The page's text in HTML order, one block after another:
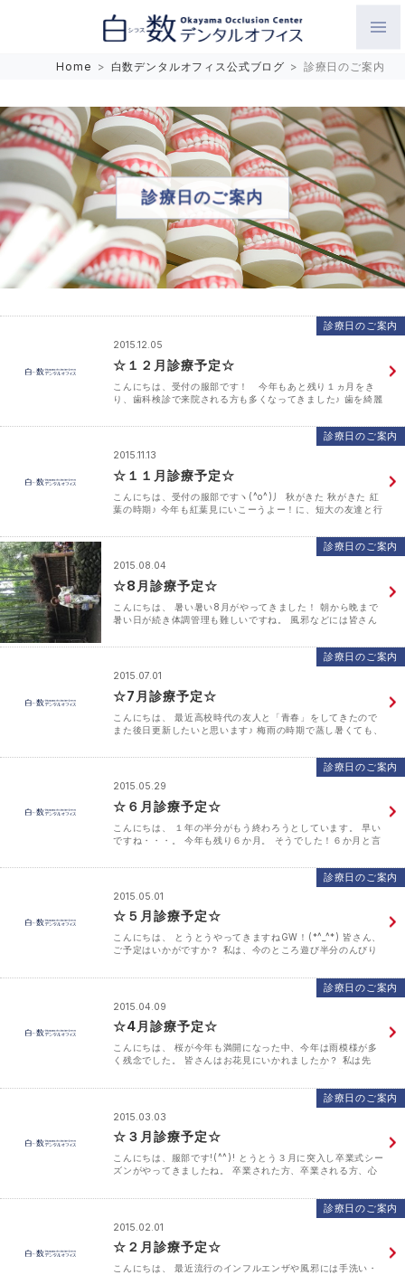
Home > 白数デンタルオフィス公式ブログ > 診療日のご案内
診療日のご案内
2015.12.05
☆１２月診療予定☆
こんにちは、受付の服部です！ 今年もあと残り１ヵ月をき
り、歯科検診で来院される方も多くなってきました♪ 歯を綺麗
当院では、歯のお掃除前に現在のお口の中･･･
診療日のご案内
2015.11.13
☆１１月診療予定☆
こんにちは、受付の服部ですヽ(^o^)丿 秋がきた 秋がきた 紅
葉の時期♪ 今年も紅葉見にいこーうよー！に、短大の友達と行
の診療につきまして 皆様に･･･
診療日のご案内
2015.08.04
☆8月診療予定☆
こんにちは、 暑い暑い8月がやってきました！ 朝から晩まで
暑い日が続き体調管理も難しいですね。 風邪などには皆さん
か！スッキリ！しませんか？ ご連絡をお待ちしており･･･
診療日のご案内
2015.07.01
☆7月診療予定☆
こんにちは、 最近高校時代の友人と「青春」をしてきたので
また後日更新したいと思います♪ 梅雨の時期で蒸し暑くても、
も暑くなるのが恐ろしいですが、体調に気を･･･
診療日のご案内
2015.05.29
☆６月診療予定☆
こんにちは、 １年の半分がもう終わろうとしています。 早い
ですね・・・。 今年も残り６か月。 そうでした！６か月と言
くらいあけてかご存知ですか？ 目安･･･
診療日のご案内
2015.05.01
☆５月診療予定☆
こんにちは、 とうとうやってきますねGW！(*^_^*) 皆さん、
ご予定はいかがですか？ 私は、今のところ遊び半分のんびり
意義な連休にしてくださいね♪ ５月の診療予･･･
診療日のご案内
2015.04.09
☆4月診療予定☆
こんにちは、 桜が今年も満開になった中、今年は雨模様が多
く残念でした。 皆さんはお花見にいかれましたか？ 私は先
見ることができたので 満足しました♪ 今月は通常通り･･･
診療日のご案内
2015.03.03
☆３月診療予定☆
こんにちは、服部です!(^^)! とうとう３月に突入し卒業式シー
ズンがやってきましたね。 卒業された方、卒業される方、心
みください♪ 新生活前に歯のおそうじをされる･･･
診療日のご案内
2015.02.01
☆２月診療予定☆
こんにちは、 最近流行のインフルエンザや風邪には手洗い・
診療日のご案内